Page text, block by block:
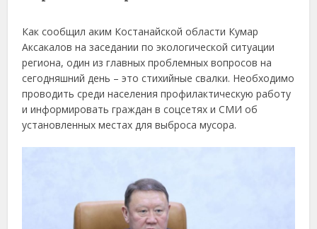
Как сообщил аким Костанайской области Кумар
Аксакалов на заседании по экологической ситуации
региона, один из главных проблемных вопросов на
сегодняшний день – это стихийные свалки. Необходимо
проводить среди населения профилактическую работу
и информировать граждан в соцсетях и СМИ об
установленных местах для выброса мусора.